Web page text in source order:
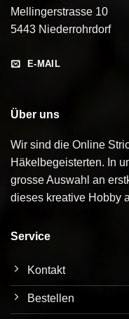
Mellingerstrasse 10
5443 Niederrohrdorf
E-MAIL
Über uns
Wir sind die Online
Häkelbegeisterten. In
grosse Auswahl an
dieses kreative Hobby
Service
Kontakt
Bestellen